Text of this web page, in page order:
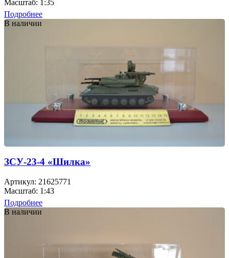
Масштаб: 1:35
Подробнее
В наличии
ЗСУ-23-4 «Шилка»
Артикул: 21625771
Масштаб: 1:43
Подробнее
В наличии